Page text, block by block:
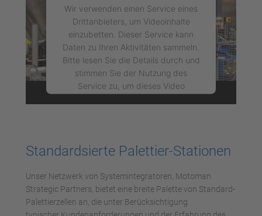
Wir verwenden einen Service eines
Drittanbieters, um Videoinhalte
einzubetten. Dieser Service kann
Daten zu Ihren Aktivitäten sammeln.
Bitte lesen Sie die Details durch und
stimmen Sie der Nutzung des
Service zu, um dieses Video
powered byUsercentrics Consent
Management Platform
Standardsierte Palettier-Stationen
Unser Netzwerk von Systemintegratoren, Motoman
Strategic Partners, bietet eine breite Palette von Standard-
Palettierzellen an, die unter Berücksichtigung